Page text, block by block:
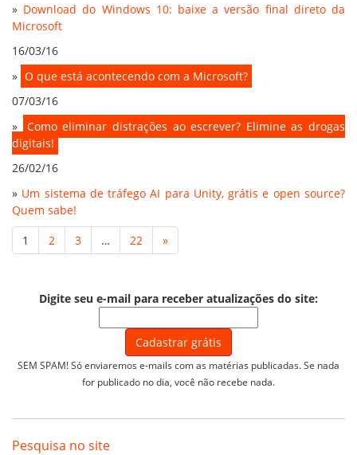
» Download do Windows 10: baixe a versão final direto da
Microsoft
16/03/16
» O que está acontecendo com a Microsoft?
07/03/16
»
Como eliminar distrações ao escrever? Elimine as drogas
digitais!
26/02/16
» Um sistema de tráfego AI para Unity, grátis e open source?
Quem sabe!
1 2 3 … 22 »
Digite seu e-mail para receber atualizações do site:
SEM SPAM! Só enviaremos e-mails com as matérias publicadas. Se nada
for publicado no dia, você não recebe nada.
Pesquisa no site